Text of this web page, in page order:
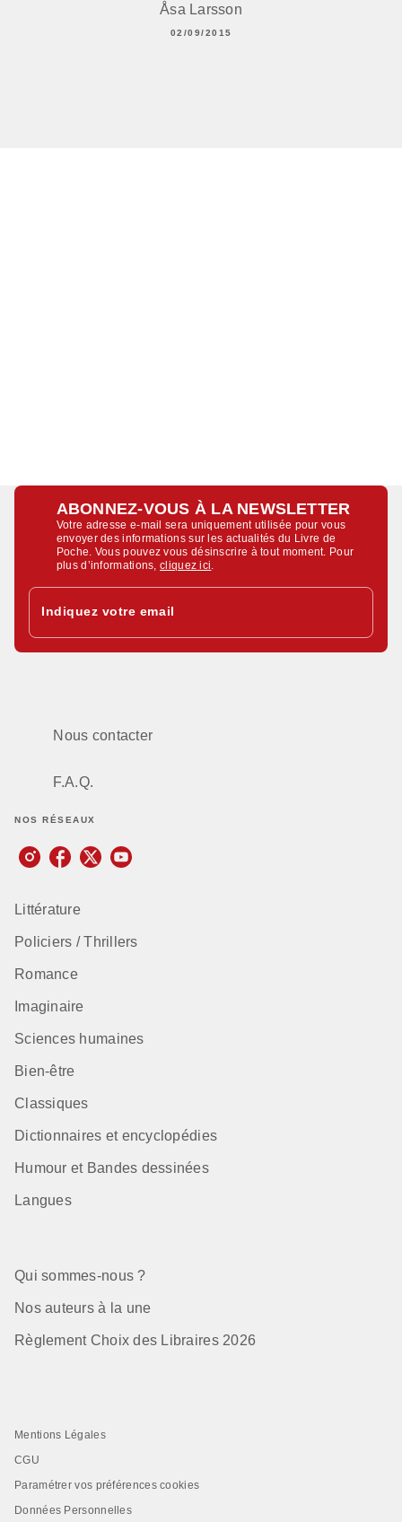
Åsa Larsson
02/09/2015
ABONNEZ-VOUS À LA NEWSLETTER
Votre adresse e-mail sera uniquement utilisée pour vous
envoyer des informations sur les actualités du Livre de
Poche. Vous pouvez vous désinscrire à tout moment. Pour
plus d’informations,cliquez ici
Indiquez votre email
Nous contacter
F.A.Q.
NOS RÉSEAUX
Littérature
Policiers / Thrillers
Romance
Imaginaire
Sciences humaines
Bien-être
Classiques
Dictionnaires et encyclopédies
Humour et Bandes dessinées
Langues
Qui sommes-nous ?
Nos auteurs à la une
Règlement Choix des Libraires 2026
Mentions Légales
CGU
Paramétrer vos préférences cookies
Données Personnelles